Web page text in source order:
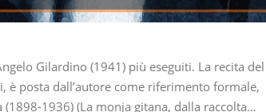
Gilardino (1941) più eseguiti. La recita del
è posta dall’autore come riferimento formale,
(1898-1936) (La monja gitana, dalla raccolta…